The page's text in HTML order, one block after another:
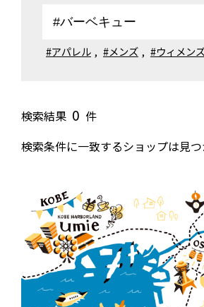
#アパレル , #メンズ , #ウィメン
検索結果 0 件
検索条件に一致するショップは見つ